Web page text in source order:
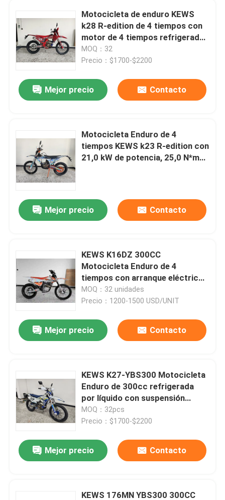
Hogar
Sobre nosotros
Viaje de la fábrica
Control de calidad
Blog
Dos motocicletas de Enduro del movimiento
Motocicletas de la reunión
Motocicleta de enduro KEWS
k28 R-edition de 4 tiempos con
motor de 4 tiempos refrigerado
por líquido, 300 mm de distancia
al suelo y discos dobles de gran
MOQ：32
Precio：$1700-$2200
Mejor precio Contacto
Motocicleta Enduro de 4
tiempos KEWS k23 R-edition con
21,0 kW de potencia, 25,0 N*m
Mejor precio Contacto
KEWS K16DZ 300CC
Motocicleta Enduro de 4
tiempos con arranque eléctrico
+ a pedal, moto de motocross
MOQ：32 unidades
Precio：1200-1500 USD/UNIT
Mejor precio Contacto
KEWS K27-YBS300 Motocicleta
Enduro de 300cc refrigerada
por líquido con suspensión
ajustable para rendimiento
extremo fuera de carretera
MOQ：32pcs
Precio：$1700-$2200
Mejor precio Contacto
KEWS 176MN YBS300 300CC